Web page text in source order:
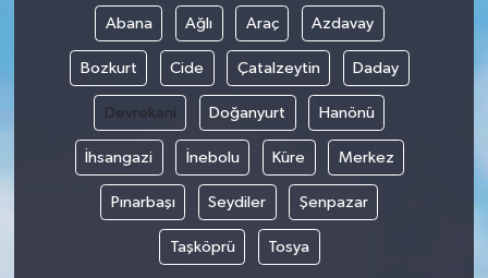
Abana Ağlı Araç Azdavay
Bozkurt Cide Çatalzeytin Daday
Devrekani Doğanyurt Hanönü
İhsangazi İnebolu Küre Merkez
Pınarbaşı Seydiler Şenpazar
Taşköprü Tosya
Siyaset
Spor
Yerel